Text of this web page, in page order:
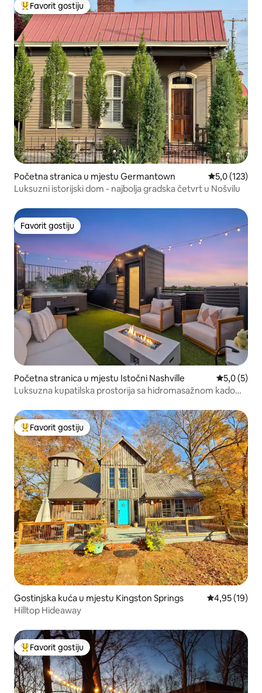
Glavni favorit gostiju
Favorit gostiju
Početna stranica u mjestu Germantown prosječna
5,0 (123)
Luksuzni istorijski dom - najbolja gradska četvrt u Nošvilu
Favorit gostiju
Favorit gostiju
Početna stranica u mjestu Istočni Nashville prosječna
5,0 (5)
Luksuzna kupatilska prostorija sa hidromasažnom kadom
Glavni favorit gostiju
Favorit gostiju
Gostinjska kuća u mjestu Kingston Springs prosječna
4,95 (19)
Hilltop Hideaway
Glavni favorit gostiju
Favorit gostiju